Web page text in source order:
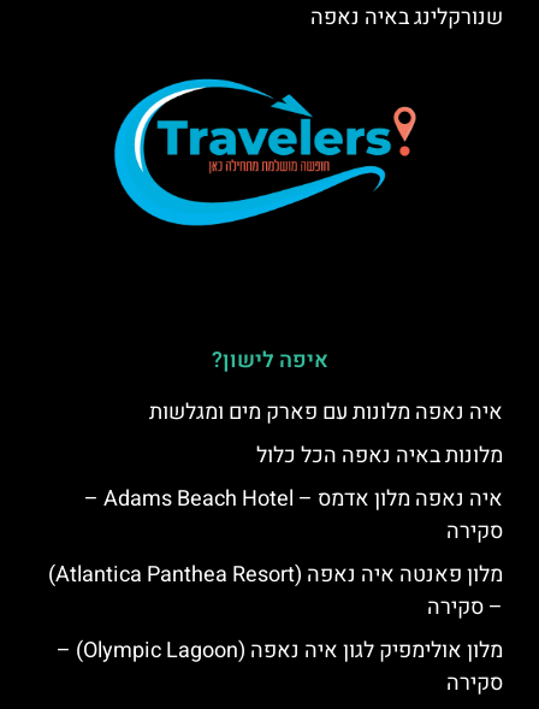
שנורקלינג באיה נאפה
איפה לישון?
איה נאפה מלונות עם פארק מים ומגלשות
מלונות באיה נאפה הכל כלול
איה נאפה מלון אדמס – Adams Beach Hotel –
סקירה
מלון פאנטה איה נאפה (Atlantica Panthea Resort)
– סקירה
מלון אולימפיק לגון איה נאפה (Olympic Lagoon) –
סקירה